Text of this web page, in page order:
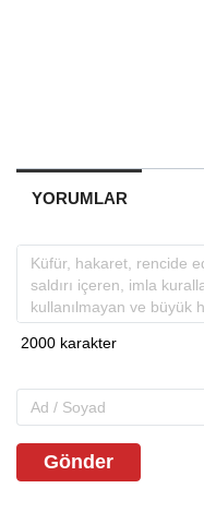
YORUMLAR
Gönder